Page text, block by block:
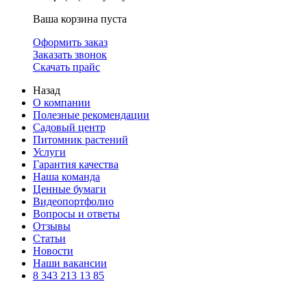
Ваша корзина пуста
Оформить заказ
Заказать звонок
Скачать прайс
Назад
О компании
Полезные рекомендации
Садовый центр
Питомник растений
Услуги
Гарантия качества
Наша команда
Ценные бумаги
Видеопортфолио
Вопросы и ответы
Отзывы
Статьи
Новости
Наши вакансии
8 343 213 13 85